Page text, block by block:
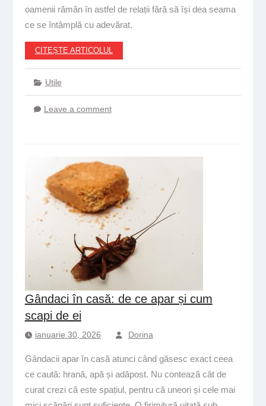
oamenii rămân în astfel de relații fără să își dea seama
ce se întâmplă cu adevărat.
CITEȘTE ARTICOLUL
Utile
Leave a comment
Gândaci în casă: de ce apar și cum
scapi de ei
ianuarie 30, 2026 Dorina
Gândacii apar în casă atunci când găsesc exact ceea
ce caută: hrană, apă și adăpost. Nu contează cât de
curat crezi că este spațiul, pentru că uneori și cele mai